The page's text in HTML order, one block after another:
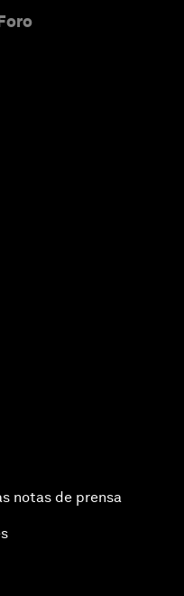
notas de prensa